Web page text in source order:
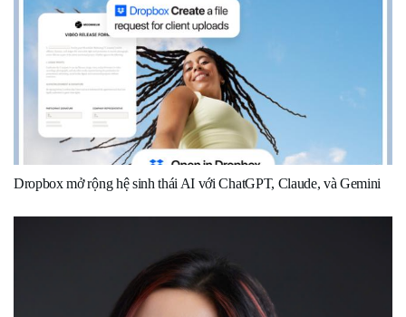
Dropbox mở rộng hệ sinh thái AI với ChatGPT, Claude, và Gemini